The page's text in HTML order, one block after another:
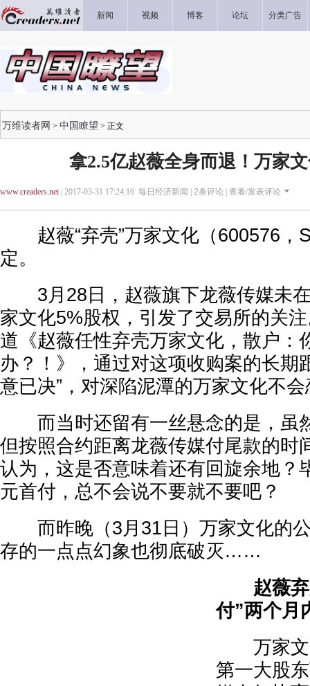
新闻 视频 博客 论坛 分类广告
万维读者网 > 中国瞭望 > 正文
拿2.5亿赵薇全身而退！万家
www.creaders.net| 2017-03-31 17:24:16 每日经济新闻 | 2条评论 | 查看/发表评论
赵薇“弃壳”万家文化（600576，
定。
3月28日，赵薇旗下龙薇传媒未在
家文化5%股权，引发了交易所的关
道《赵薇任性弃壳万家文化，散户：
办？！》，通过对这项收购案的长期
意已决”，对深陷泥潭的万家文化不
而当时还留有一丝悬念的是，虽
但按照合约距离龙薇传媒付尾款的时
认为，这是否意味着还有回旋余地？
元首付，总不会说不要就不要吧？
而昨晚（3月31日）万家文化的公
存的一点点幻象也彻底破灭……
赵薇弃
付”两个月
万家文
第一大股